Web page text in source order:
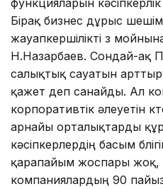
Бірақ бизнес дұрыс
жауапкершілікті өз
Н.Назарбаев. Сондай-ақ
салықтық сауатын
қажет деп санайды. Ал
корпоративтік әлеуетін
арнайы орталықтарды
кәсіпкерлердің басым
қарапайым жоспары жоқ,
компаниялардың 90